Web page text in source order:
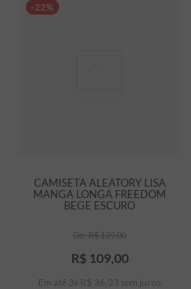
-22%
CAMISETA ALEATORY LISA
MANGA LONGA FREEDOM
BEGE ESCURO
R$139,00
R$ 109,00
Em até 3 x R$ 36 33 sem juros